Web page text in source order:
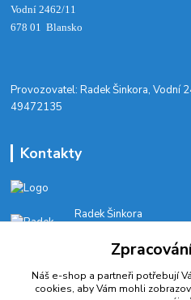
Vodní 2462/11
678 01 Blansko
​Provozovatel: Radek Šinkora, Vodní
49472135
Kontakty
Radek Šinkora
E-SHOP: Po-Pá, 8-17
cyklobikesport@seznam.cz
Náš e-shop a partneři potřebují
cookies, aby Vám mohli